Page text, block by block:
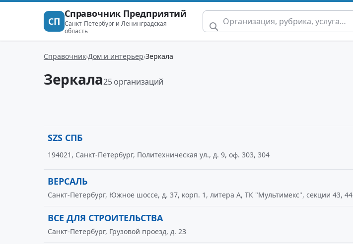
СП
Справочник Предприятий
Санкт-Петербург и Ленинградская
область
Справочник Дом и интерьер Зеркала
Зеркала25 организаций
SZS СПБ
194021, Санкт-Петербург, Политехническая ул., д. 9, оф. 303, 304
ВЕРСАЛЬ
Санкт-Петербург, Южное шоссе, д. 37, корп. 1, литера А, ТК "Мультимекс", секции 43, 44
ВСЕ ДЛЯ СТРОИТЕЛЬСТВА
Санкт-Петербург, Грузовой проезд, д. 23